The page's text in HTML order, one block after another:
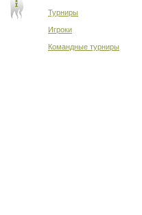
Турниры
Игроки
Командные турниры